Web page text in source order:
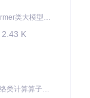
本项目是CANN提供的transformer类大模型算子库，实现网络在NPU上加速计算。
2.43 K
本项目是CANN提供的神经网络类计算算子库，实现网络在NPU上加速计算。